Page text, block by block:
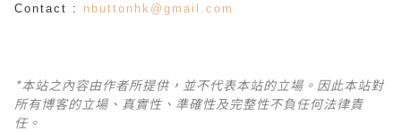
Contact : nbuttonhk@gmail.com
*本站之內容由作者所提供，並不代表本站的立場。因此本站對
所有博客的立場、真實性、準確性及完整性不負任何法律責
任。